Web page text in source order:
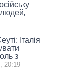
людей,
Італія
з
20:19